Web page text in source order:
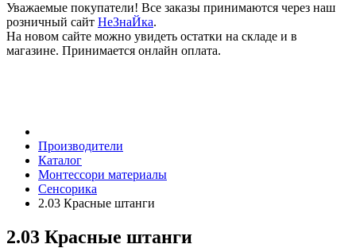
Уважаемые покупатели! Все заказы принимаются через наш
розничный сайт НеЗнаЙка.
На новом сайте можно увидеть остатки на складе и в
магазине. Принимается онлайн оплата.
Производители
Каталог
Монтессори материалы
Сенсорика
2.03 Красные штанги
2.03 Красные штанги